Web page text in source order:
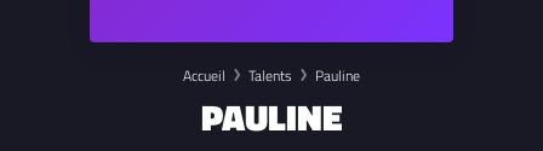
Accueil Talents Pauline
PAULINE